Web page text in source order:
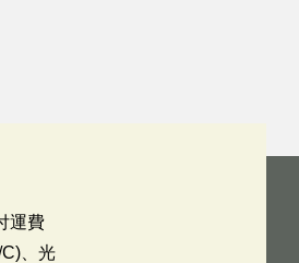
運費
、光